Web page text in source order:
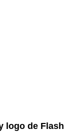
logo de Flash